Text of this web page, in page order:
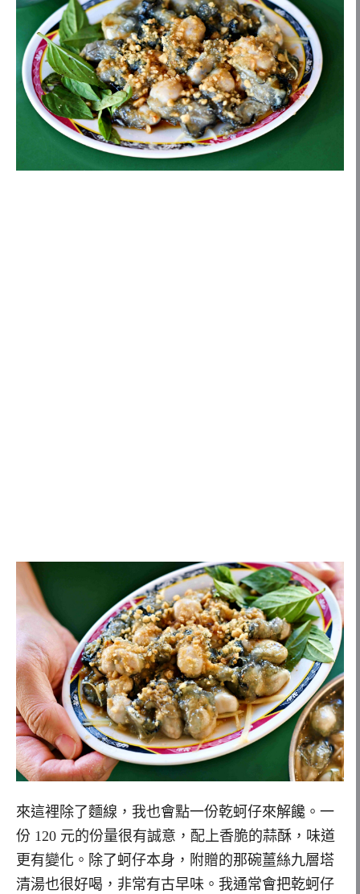
來這裡除了麵線，我也會點一份乾蚵仔來解饞。一
份 120 元的份量很有誠意，配上香脆的蒜酥，味道
更有變化。除了蚵仔本身，附贈的那碗薑絲九層塔
清湯也很好喝，非常有古早味。我通常會把乾蚵仔